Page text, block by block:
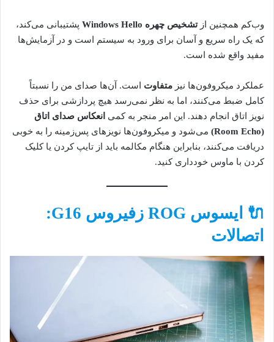
وب‌کم همچنین ازتشخیص چهره Windows Hello
پشتیبانی می‌کند،
که یک راه سریع و آسان برای ورود به سیستم است و در آزمایش‌ها
مفید واقع شده است.
عملکرد میکروفون‌ها نیز متفاوت است. آن‌ها صدای من را نسبتاً
کامل ضبط می‌کنند، اما به نظر نمی‌رسد هیچ پردازشی برای حذف
نویز اتاق انجام دهند. این امر منجر به کمی انعکاس صدای اتاق
(Room Echo)
می‌شود و میکروفون‌ها نویزهای پس‌زمینه را به خوبی
دریافت می‌کنند، بنابراین هنگام مکالمه باید از تایپ کردن یا کلیک
کردن با ماوس خودداری کنید.
🔌 ایسوس ROG زفیروس G16:
اتصالات